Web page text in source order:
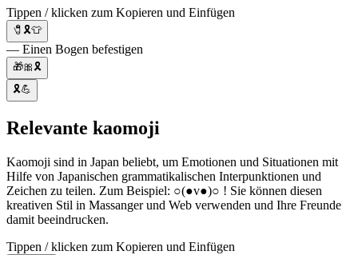
Tippen / klicken zum Kopieren und Einfügen
🧷🎗️👕
— Einen Bogen befestigen
🎁🎀🎗️
🎗️💪
Relevante kaomoji
Kaomoji sind in Japan beliebt, um Emotionen und Situationen mit
Hilfe von Japanischen grammatikalischen Interpunktionen und
Zeichen zu teilen. Zum Beispiel: ○(●v●)○ ! Sie können diesen
kreativen Stil in Massanger und Web verwenden und Ihre Freunde
damit beeindrucken.
Tippen / klicken zum Kopieren und Einfügen